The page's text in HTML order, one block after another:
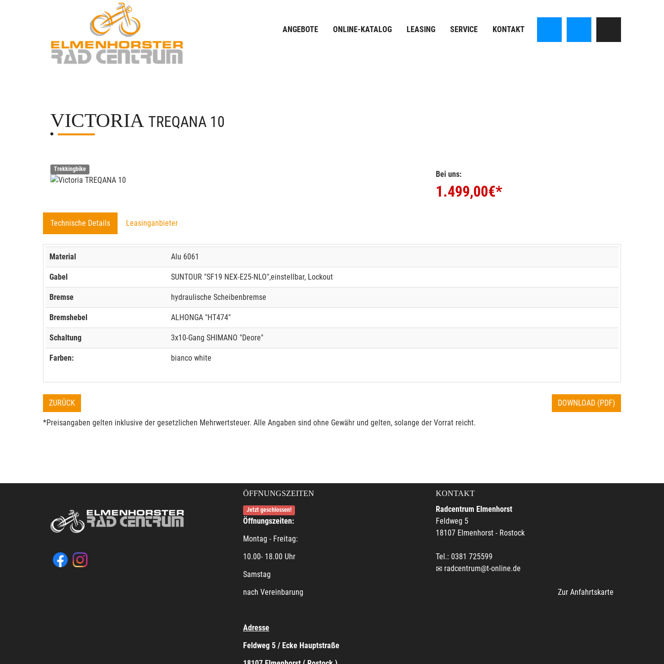
ANGEBOTE ONLINE-KATALOG LEASING SERVICE KONTAKT
VICTORIA TREQANA 10
Trekkingbike
Bei uns:
1.499,00€*
Technische Details Leasinganbieter
Material Alu 6061
Gabel SUNTOUR "SF19 NEX-E25-NLO",einstellbar, Lockout
Bremse hydraulische Scheibenbremse
Bremshebel ALHONGA "HT474"
Schaltung 3x10-Gang SHIMANO "Deore"
Farben: bianco white
ZURÜCK DOWNLOAD (PDF)
*Preisangaben gelten inklusive der gesetzlichen Mehrwertsteuer. Alle Angaben sind ohne Gewähr und gelten, solange der Vorrat reicht.
ÖFFNUNGSZEITEN
Jetzt geschlossen!
Öffnungszeiten:
Montag - Freitag:
10.00- 18.00 Uhr
Samstag
nach Vereinbarung
Adresse
Feldweg 5 / Ecke Hauptstraße
KONTAKT
Radcentrum Elmenhorst
Feldweg 5
18107 Elmenhorst - Rostock
Tel.: 0381 725599
radcentrum@t-online.de
Zur Anfahrtskarte